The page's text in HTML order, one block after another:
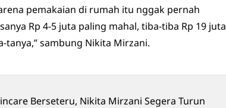
pemakaian di rumah itu nggak pernah
Rp 4-5 juta paling mahal, tiba-tiba Rp 19 juta
tanya,” sambung Nikita Mirzani.
Berseteru, Nikita Mirzani Segera Turun